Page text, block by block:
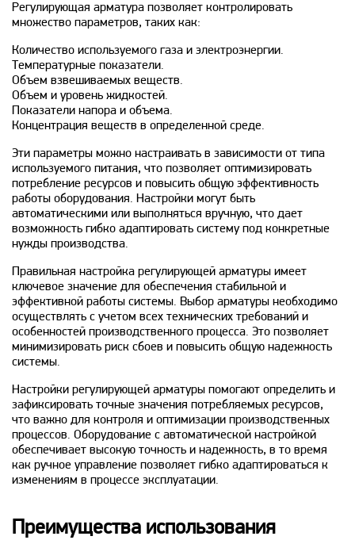
Регулирующая арматура позволяет контролировать
множество параметров, таких как:
Количество используемого газа и электроэнергии.
Температурные показатели.
Объем взвешиваемых веществ.
Объем и уровень жидкостей.
Показатели напора и объема.
Концентрация веществ в определенной среде.
Эти параметры можно настраивать в зависимости от типа
используемого питания, что позволяет оптимизировать
потребление ресурсов и повысить общую эффективность
работы оборудования. Настройки могут быть
автоматическими или выполняться вручную, что дает
возможность гибко адаптировать систему под конкретные
нужды производства.
Правильная настройка регулирующей арматуры имеет
ключевое значение для обеспечения стабильной и
эффективной работы системы. Выбор арматуры необходимо
осуществлять с учетом всех технических требований и
особенностей производственного процесса. Это позволяет
минимизировать риск сбоев и повысить общую надежность
системы.
Настройки регулирующей арматуры помогают определить и
зафиксировать точные значения потребляемых ресурсов,
что важно для контроля и оптимизации производственных
процессов. Оборудование с автоматической настройкой
обеспечивает высокую точность и надежность, в то время
как ручное управление позволяет гибко адаптироваться к
изменениям в процессе эксплуатации.
Преимущества использования